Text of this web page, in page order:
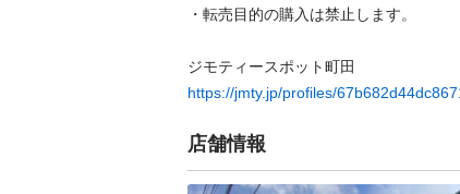
・転売⽬的の購⼊は禁⽌します。
https://jmty.jp/profiles/
店舗情報